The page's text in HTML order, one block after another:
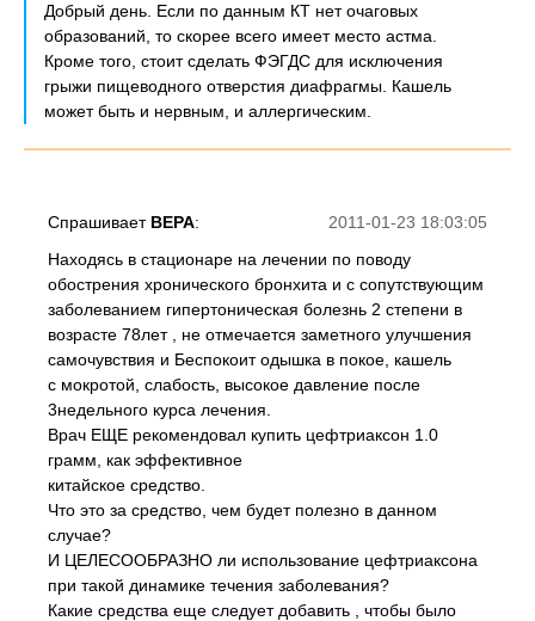
Добрый день. Если по данным КТ нет очаговых
образований, то скорее всего имеет место астма.
Кроме того, стоит сделать ФЭГДС для исключения
грыжи пищеводного отверстия диафрагмы. Кашель
может быть и нервным, и аллергическим.
2011-01-23 18:03:05
Спрашивает ВЕРА:
Находясь в стационаре на лечении по поводу
обострения хронического бронхита и с сопутствующим
заболеванием гипертоническая болезнь 2 степени в
возрасте 78лет , не отмечается заметного улучшения
самочувствия и Беспокоит одышка в покое, кашель
с мокротой, слабость, высокое давление после
3недельного курса лечения.
Врач ЕЩЕ рекомендовал купить цефтриаксон 1.0
грамм, как эффективное
китайское средство.
Что это за средство, чем будет полезно в данном
случае?
И ЦЕЛЕСООБРАЗНО ли использование цефтриаксона
при такой динамике течения заболевания?
Какие средства еще следует добавить , чтобы было